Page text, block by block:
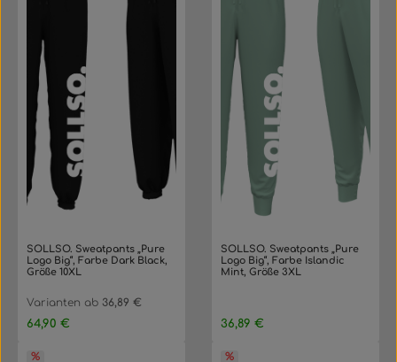
SOLLSO. Sweatpants „Pure
Logo Big“, Farbe Dark Black,
Größe 10XL
Varianten ab 36,89 €
Regulärer Preis:
64,90 €
SOLLSO. Sweatpants „Pure
Logo Big“, Farbe Islandic
Mint, Größe 3XL
Regulärer Preis:
36,89 €